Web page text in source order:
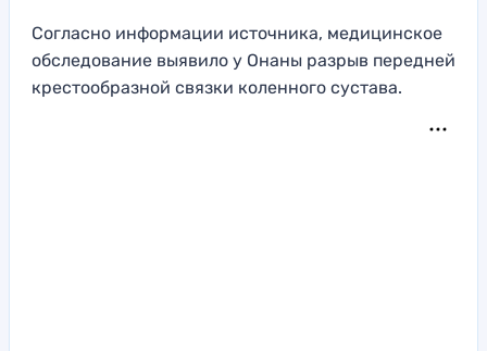
Согласно информации источника, медицинское
обследование выявило у Онаны разрыв передней
крестообразной связки коленного сустава.